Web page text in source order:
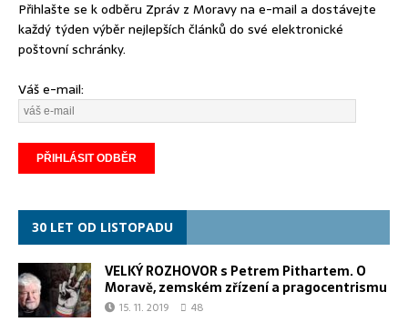
Přihlašte se k odběru Zpráv z Moravy na e-mail a dostávejte
každý týden výběr nejlepších článků do své elektronické
poštovní schránky.
Váš e-mail:
30 LET OD LISTOPADU
VELKÝ ROZHOVOR s Petrem Pithartem. O
Moravě, zemském zřízení a pragocentrismu
15. 11. 2019 48